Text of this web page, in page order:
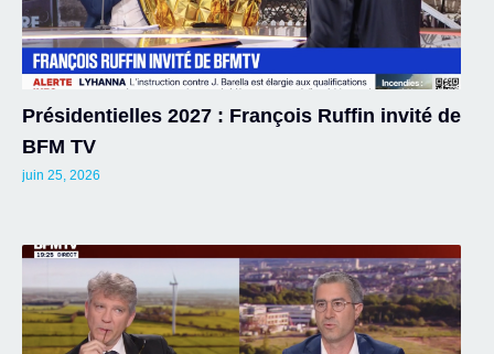
Présidentielles 2027 : François Ruffin invité de
BFM TV
juin 25, 2026